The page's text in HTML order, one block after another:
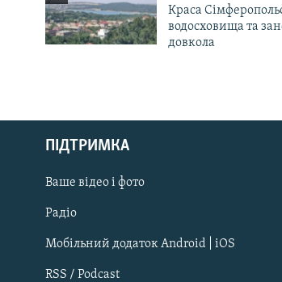
Русский
Qırımtatar
ДОЛУЧАЙСЯ!
Краса
водосховища та
довкола
ПІДТРИМКА
Ваше відео і фото
Радіо
Мобільний додаток Android | iOS
RSS / Podcast